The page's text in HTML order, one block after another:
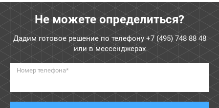
Не можете определиться?
Дадим готовое решение по телефону +7 (495) 748 88 48
или в мессенджерах
Номер телефона*